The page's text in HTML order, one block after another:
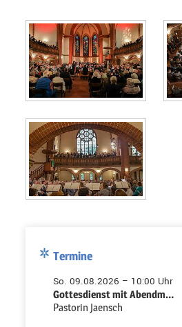
Termine
So. 09.08.2026 – 10:00 Uhr
Gottesdienst mit Abendmahl in der Pauluskirche
Pastorin Jaensch